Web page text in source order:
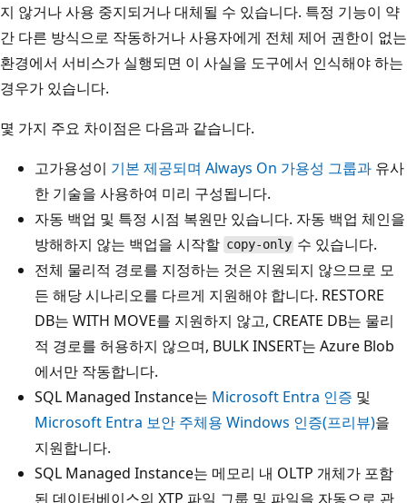
지 않거나 사용 중지되거나 대체될 수 있습니다. 특정 기능이 약
간 다른 방식으로 작동하거나 사용자에게 전체 제어 권한이 없는
환경에서 서비스가 실행되면 이 사실을 도구에서 인식해야 하는
경우가 있습니다.
몇 가지 주요 차이점은 다음과 같습니다.
고가용성이 기본 제공되며 Always On 가용성 그룹과 유사
한 기술을 사용하여 미리 구성됩니다.
자동 백업 및 특정 시점 복원만 있습니다. 자동 백업 체인을
방해하지 않는 백업을 시작할 copy-only 수 있습니다.
전체 물리적 경로를 지정하는 것은 지원되지 않으므로 모
든 해당 시나리오를 다르게 지원해야 합니다. RESTORE
DB는 WITH MOVE를 지원하지 않고, CREATE DB는 물리
적 경로를 허용하지 않으며, BULK INSERT는 Azure Blob
에서만 작동합니다.
SQL Managed Instance는 Microsoft Entra 인증 및
Microsoft Entra 보안 주체용 Windows 인증(프리뷰)을
지원합니다.
SQL Managed Instance는 메모리 내 OLTP 개체가 포함
된 데이터베이스의 XTP 파일 그룹 및 파일을 자동으로 관